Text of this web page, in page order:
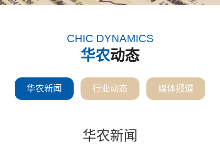
CHIC DYNAMICS
华农动态
华农新闻 行业动态 媒体报道
华农新闻